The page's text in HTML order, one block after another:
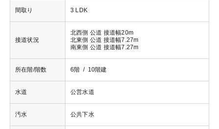
間取り 3 LDK
接道状況
北西側 公道 接道幅20m
北東側 公道 接道幅7.27m
南東側 公道 接道幅7.27m
所在階/階数 6階 / 10階建
水道 公営水道
汚水 公共下水